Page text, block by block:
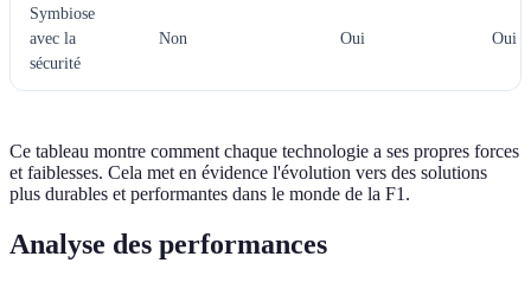
Symbiose
avec la
sécurité
Non Oui Oui
Ce tableau montre comment chaque technologie a ses propres forces
et faiblesses. Cela met en évidence l'évolution vers des solutions
plus durables et performantes dans le monde de la F1.
Analyse des performances